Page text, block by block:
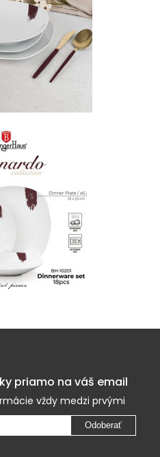
priamo na váš email
vždy medzi prvými
Odoberať